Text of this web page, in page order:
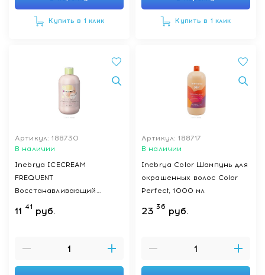
Купить в 1 клик Купить в 1 клик
Артикул: 188730
В наличии
Inebrya ICECREAM
FREQUENT
Восстанавливающий
шампунь для частого
использования DAILY
11 41 руб.
Артикул: 188717
В наличии
Inebrya Color Шампунь для
окрашенных волос Color
Perfect, 1000 мл
23 36 руб.